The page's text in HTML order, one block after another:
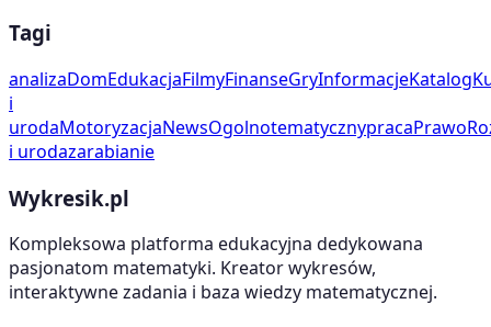
Tagi
analizaDomEdukacjaFilmyFinanseGryInformacjeKatalog
i
urodaMotoryzacjaNewsOgolnotematycznypracaPrawo
i urodazarabianie
Wykresik.pl
Kompleksowa platforma edukacyjna dedykowana
pasjonatom matematyki. Kreator wykresów,
interaktywne zadania i baza wiedzy matematycznej.